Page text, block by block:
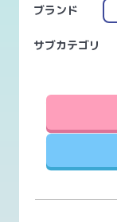
ブランド
サブカテゴリ